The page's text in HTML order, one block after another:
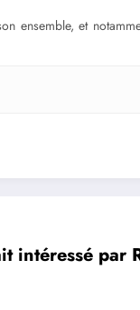
ensemble, et
intéressé par